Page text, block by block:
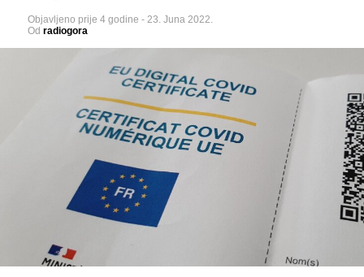
Objavljeno prije 4 godine - 23. Juna 2022.
Od radiogora